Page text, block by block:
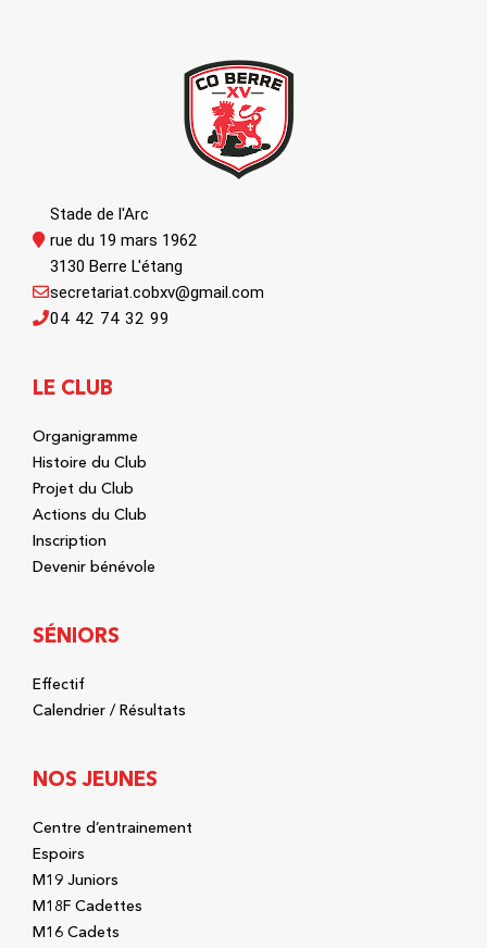
Stade de l'Arc
rue du 19 mars 1962
3130 Berre L'étang
04 42 74 32 99
secretariat.cobxv@gmail.com
LE CLUB
Organigramme
Histoire du Club
Projet du Club
Actions du Club
Inscription
Devenir bénévole
SÉNIORS
Effectif
Calendrier / Résultats
NOS JEUNES
Centre d’entrainement
Espoirs
M19 Juniors
M18F Cadettes
M16 Cadets